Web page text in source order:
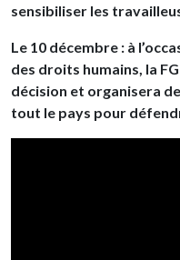
sensibiliser les
Le 10 décembre : à
des droits humains, la
décision et organisera
tout le pays pour